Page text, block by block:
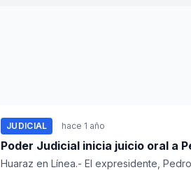
JUDICIAL hace 1 año
Poder Judicial inicia juicio oral a
Huaraz en Línea.- El expresidente,